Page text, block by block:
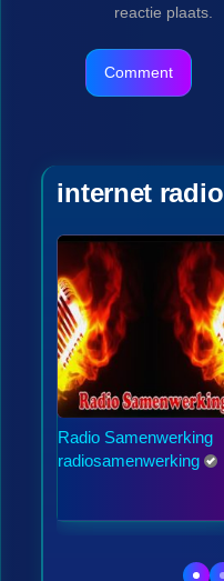
reactie plaats.
internet radio
Radio Samenwerking
radiosamenwerking